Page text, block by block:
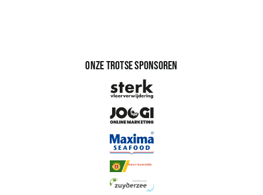
Onze trotse sponsoren